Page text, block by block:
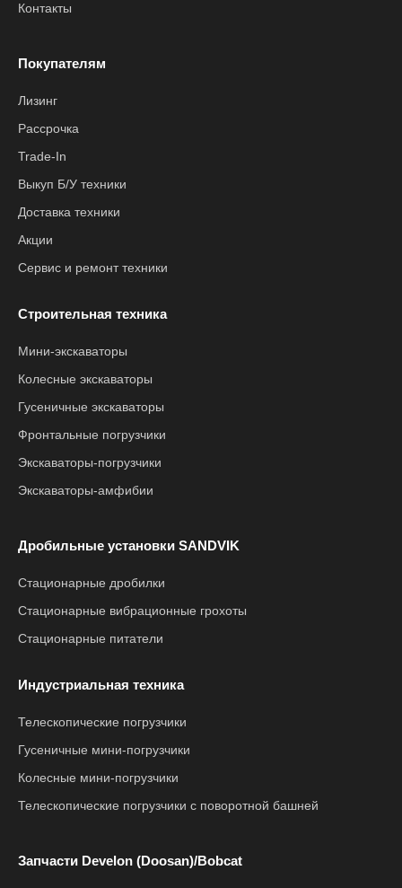
Контакты
Покупателям
Лизинг
Рассрочка
Trade-In
Выкуп Б/У техники
Доставка техники
Акции
Сервис и ремонт техники
Строительная техника
Мини-экскаваторы
Колесные экскаваторы
Гусеничные экскаваторы
Фронтальные погрузчики
Экскаваторы-погрузчики
Экскаваторы-амфибии
Дробильные установки SANDVIK
Стационарные дробилки
Стационарные вибрационные грохоты
Стационарные питатели
Индустриальная техника
Телескопические погрузчики
Гусеничные мини-погрузчики
Колесные мини-погрузчики
Телескопические погрузчики с поворотной башней
Запчасти Develon (Doosan)/Bobcat